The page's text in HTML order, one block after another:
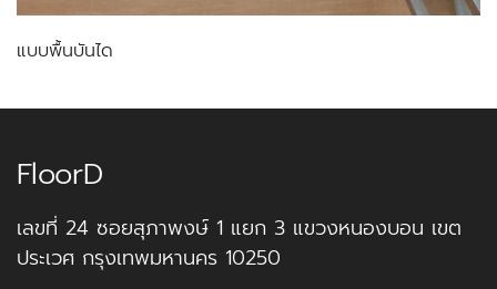
แบบพื้นบันได
FloorD
เลขที่ 24 ซอยสุภาพงษ์ 1 แยก 3 แขวงหนองบอน เขต
ประเวศ กรุงเทพมหานคร 10250